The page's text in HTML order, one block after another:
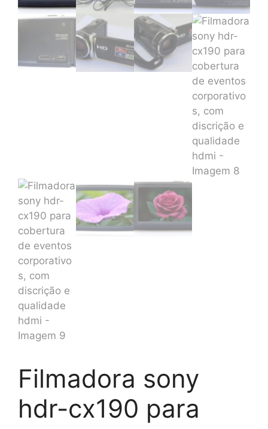
Filmadora sony
hdr-cx190 para